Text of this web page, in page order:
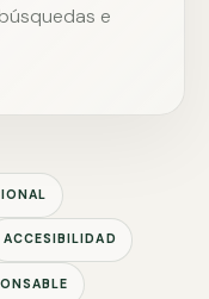
e
ACCESIBILIDAD